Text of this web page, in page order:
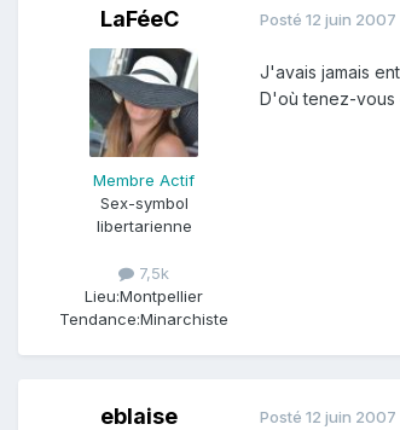
LaFéeC
Membre Actif
Sex-symbol
libertarienne
7,5k
Lieu:Montpellier
Tendance:Minarchiste
Posté 12 juin 2007
J'avais jamais
D'où tenez-vous
eblaise Posté 12 juin 2007